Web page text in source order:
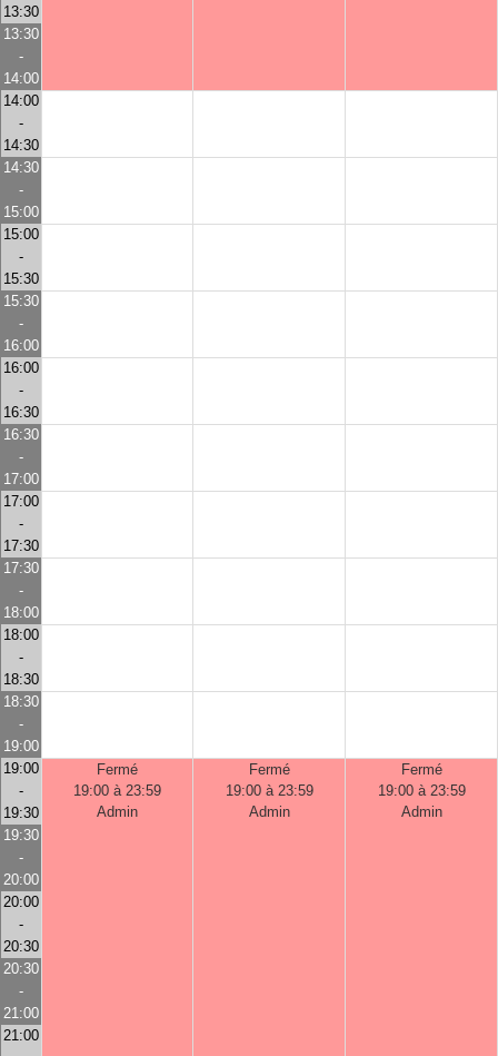
13:30
13:30
-
14:00
14:00
-
14:30
14:30
-
15:00
15:00
-
15:30
15:30
-
16:00
16:00
-
16:30
16:30
-
17:00
17:00
-
17:30
17:30
-
18:00
18:00
-
18:30
18:30
-
19:00
19:00
-
19:30
Fermé
19:00 à 23:59
Admin
Fermé
19:00 à 23:59
Admin
Fermé
19:00 à 23:59
Admin
19:30
-
20:00
20:00
-
20:30
20:30
-
21:00
21:00